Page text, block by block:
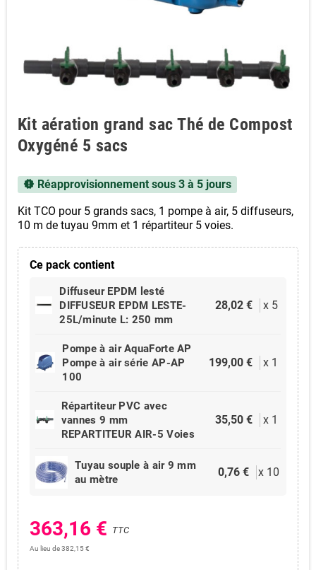
Kit aération grand sac Thé de Compost
Oxygéné 5 sacs
new_releases Réapprovisionnement sous 3 à 5 jours
Kit TCO pour 5 grands sacs, 1 pompe à air, 5 diffuseurs,
10 m de tuyau 9mm et 1 répartiteur 5 voies.
Ce pack contient
Diffuseur EPDM lesté
DIFFUSEUR EPDM LESTE-
25L/minute L: 250 mm
28,02 € x 5
Pompe à air AquaForte AP
Pompe à air série AP-AP
100
199,00 € x 1
Répartiteur PVC avec
vannes 9 mm
REPARTITEUR AIR-5 Voies
35,50 € x 1
Tuyau souple à air 9 mm
au mètre
0,76 € x 10
363,16 € TTC
Au lieu de 382,15 €